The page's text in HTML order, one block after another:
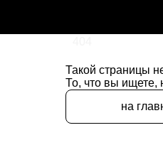
Такой страницы
То, что вы ищете,
на